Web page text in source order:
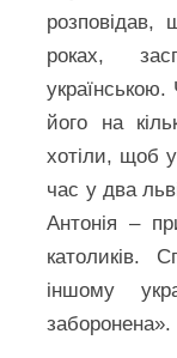
роках,
українською.
його на
хотіли, щоб
час у два
Антонія –
католиків.
іншому
заборонена».